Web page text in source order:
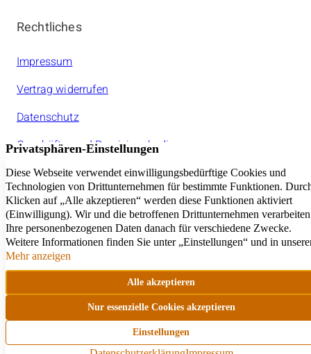
Rechtliches
Impressum
Vertrag widerrufen
Datenschutz
Geschäfts- und Provisionsbedinungen
Jeder amarc21Franchisepartner ist ein rechtlich
selbstständiger Unternehmer.